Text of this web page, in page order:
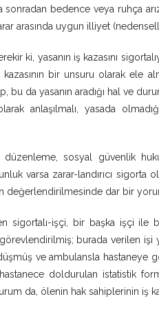
sonradan bedence veya ruhça
arasında uygun illiyet
ki, yasanın iş kazasını
kazasının bir unsuru olarak ele
bu da yasanın aradığı hal ve
anlaşılmalı, yasada
düzenleme, sosyal güvenlik
varsa zarar-landırıcı sigorta
değerlendirilmesinde dar bir
sigortalı-işçi, bir başka işçi ile
burada verilen işi
ve ambulansla hastaneye
doldurulan istatistik
da, ölenin hak sahiplerinin iş